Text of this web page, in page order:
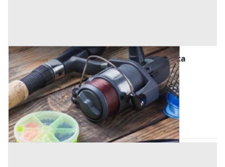
Macchinari per l'agricoltura, Foreste e Pesca
all'asta a Rosolina
Rosolina (Rovigo)
Offerta minima
19.500 €
Codice asta:59d03c42
23/09/2026